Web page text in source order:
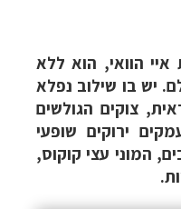
הוואי, הוא ללא
יש בו שילוב נפלא
צוקים הגולשים
ירוקים שופעי
המוני עצי קוקוס,